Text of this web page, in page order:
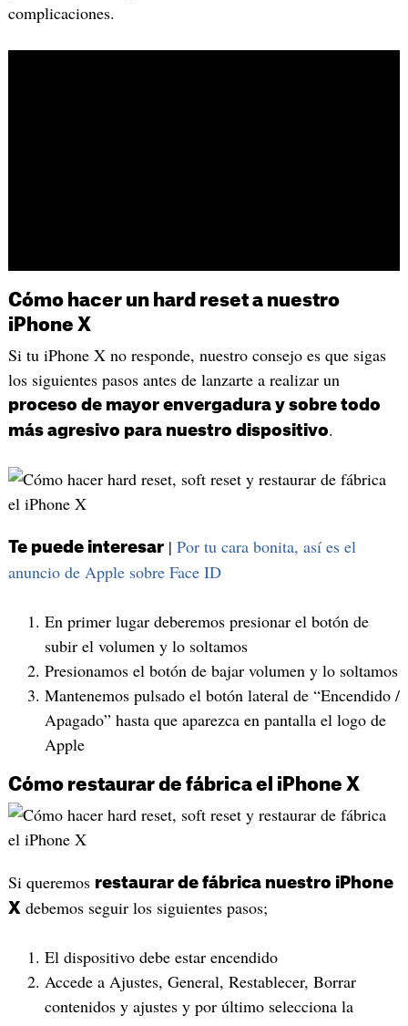
complicaciones.
Cómo hacer un hard reset a nuestro
iPhone X
Si tu iPhone X no responde, nuestro consejo es que sigas
los siguientes pasos antes de lanzarte a realizar un
proceso de mayor envergadura y sobre todo
más agresivo para nuestro dispositivo.
Te puede interesar| Por tu cara bonita, así es el
anuncio de Apple sobre Face ID
En primer lugar deberemos presionar el botón de
subir el volumen y lo soltamos
Presionamos el botón de bajar volumen y lo soltamos
Mantenemos pulsado el botón lateral de “Encendido /
Apagado” hasta que aparezca en pantalla el logo de
Apple
Cómo restaurar de fábrica el iPhone X
Si queremos restaurar de fábrica nuestro iPhone
X debemos seguir los siguientes pasos;
El dispositivo debe estar encendido
Accede a Ajustes, General, Restablecer, Borrar
contenidos y ajustes y por último selecciona la